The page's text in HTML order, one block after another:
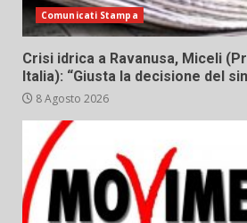
Comunicati Stampa
Crisi idrica a Ravanusa, Miceli
Italia): “Giusta la decisione del
8 Agosto 2026